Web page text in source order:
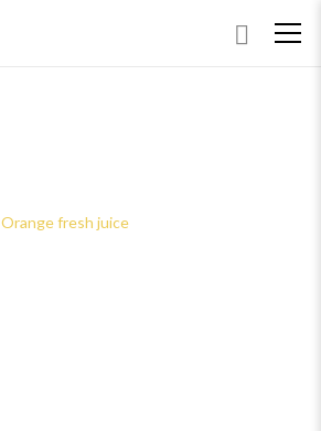
Orange fresh juice